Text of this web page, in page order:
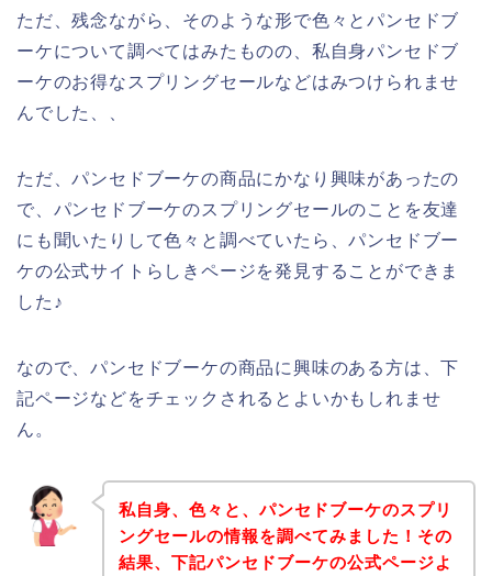
ただ、残念ながら、そのような形で色々とパンセドブ
ーケについて調べてはみたものの、私自身パンセドブ
ーケのお得なスプリングセールなどはみつけられませ
んでした、、
ただ、パンセドブーケの商品にかなり興味があったの
で、パンセドブーケのスプリングセールのことを友達
にも聞いたりして色々と調べていたら、パンセドブー
ケの公式サイトらしきページを発見することができま
した♪
なので、パンセドブーケの商品に興味のある方は、下
記ページなどをチェックされるとよいかもしれませ
ん。
私自身、色々と、パンセドブーケのスプリ
ングセールの情報を調べてみました！その
結果、下記パンセドブーケの公式ページよ